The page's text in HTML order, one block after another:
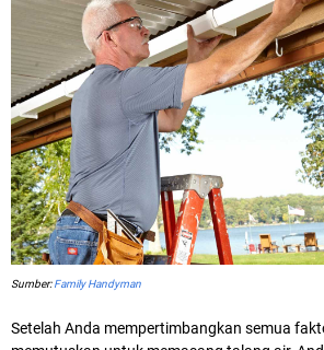
Sumber:Family Handyman
Setelah Anda mempertimbangkan semua